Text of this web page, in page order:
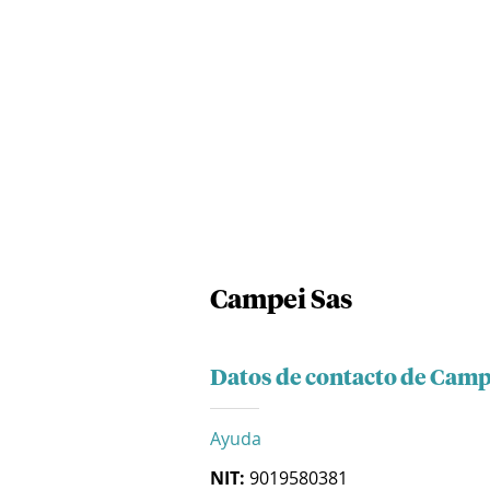
Campei Sas
Datos de contacto de
Ayuda
NIT: 9019580381